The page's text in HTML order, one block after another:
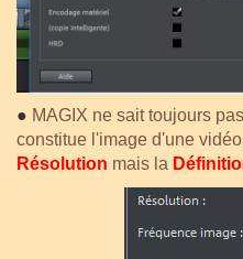
● MAGIX ne sait toujours
constitue l'image d'une
Résolution mais la